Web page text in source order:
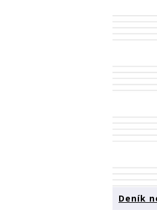
Deník